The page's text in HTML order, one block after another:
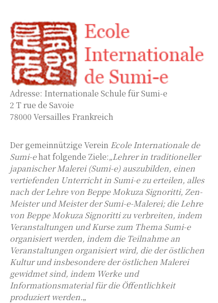
Adresse: Internationale Schule für Sumi-e
2 T rue de Savoie
78000 Versailles Frankreich
Der gemeinnützige Verein Ecole Internationale de
Sumi-ehat folgende Ziele:„Lehrer in traditioneller
japanischer Malerei (Sumi-e) auszubilden, einen
vertiefenden Unterricht in Sumi-e zu erteilen, alles
nach der Lehre von Beppe Mokuza Signoritti, Zen-
Meister und Meister der Sumi-e-Malerei; die Lehre
von Beppe Mokuza Signoritti zu verbreiten, indem
Veranstaltungen und Kurse zum Thema Sumi-e
organisiert werden, indem die Teilnahme an
Veranstaltungen organisiert wird, die der östlichen
Kultur und insbesondere der östlichen Malerei
gewidmet sind, indem Werke und
Informationsmaterial für die Öffentlichkeit
produziert werden.„